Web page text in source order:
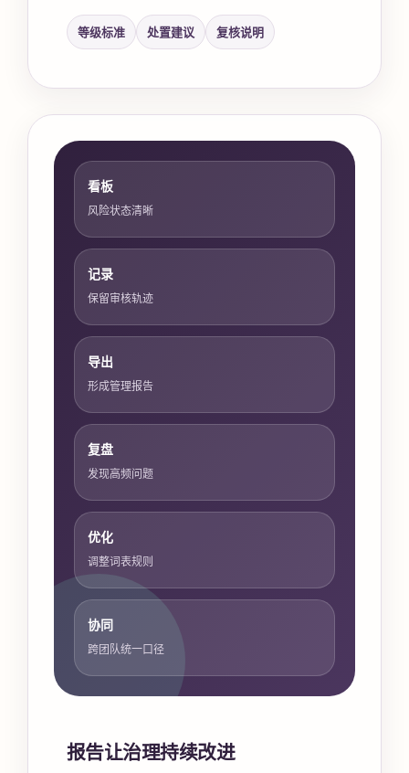
等级标准 处置建议 复核说明
看板
风险状态清晰
记录
保留审核轨迹
导出
形成管理报告
复盘
发现高频问题
优化
调整词表规则
协同
跨团队统一口径
报告让治理持续改进